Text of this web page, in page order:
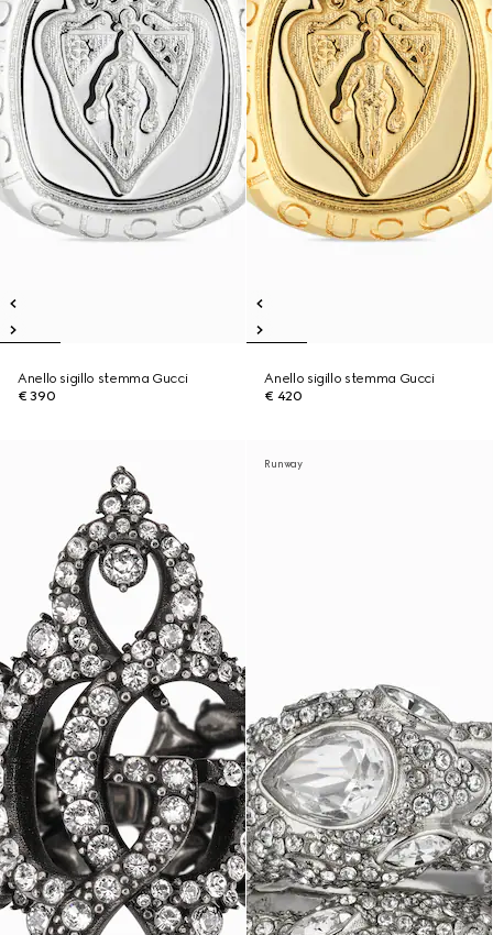
Anello sigillo stemma Gucci
€ 390
Anello sigillo stemma Gucci
€ 420
Runway